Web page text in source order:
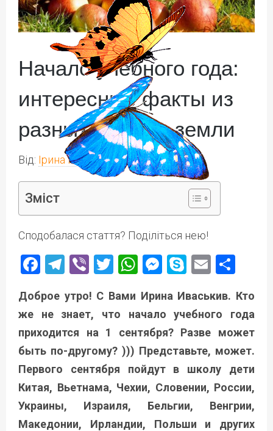
Начало учебного года:
интересные факты из
разных уголков земли
Від: Ірина Іваськів
Зміст
Сподобалася стаття? Поділіться нею!
Facebook
Telegram
ViberTwitter
WhatsApp
Messenger
Skype
Email
Доброе утро! С Вами Ирина Иваськив. Кто
же не знает, что начало учебного года
приходится на 1 сентября? Разве может
быть по-другому? ))) Представьте, может.
Первого сентября пойдут в школу дети
Китая, Вьетнама, Чехии, Словении, России,
Украины, Израиля, Бельгии, Венгрии,
Македонии, Ирландии, Польши и других